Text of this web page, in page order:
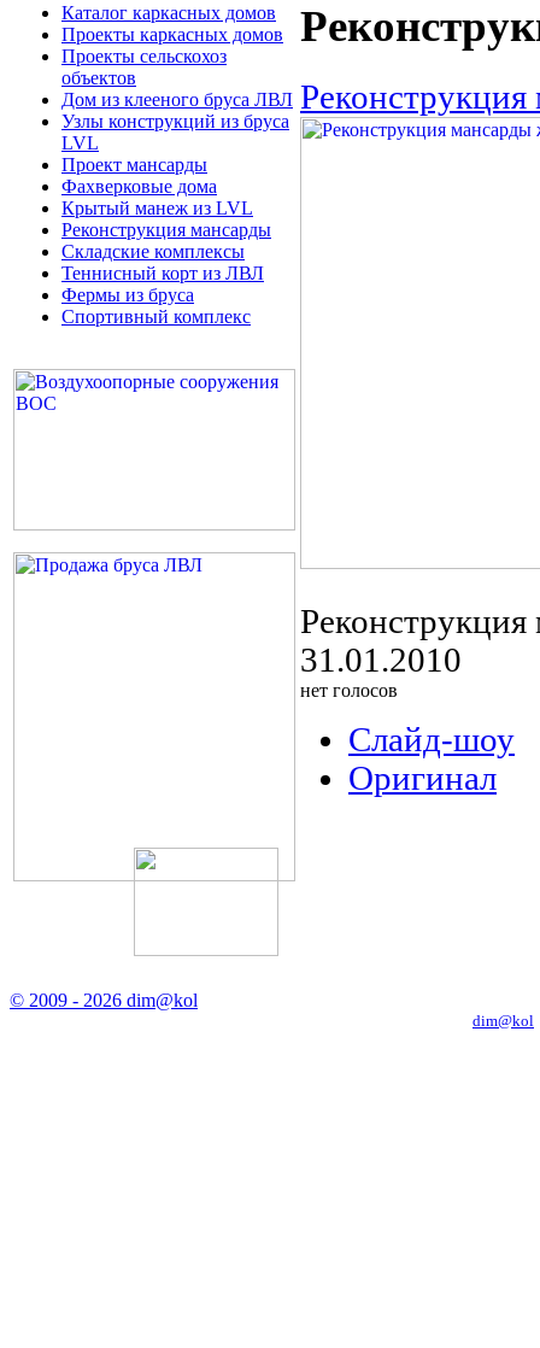
Каталог каркасных домов
Проекты каркасных домов
Проекты сельскохоз
объектов
Дом из клееного бруса ЛВЛ
Узлы конструкций из бруса
LVL
Проект мансарды
Фахверковые дома
Крытый манеж из LVL
Реконструкция мансарды
Складские комплексы
Теннисный корт из ЛВЛ
Фермы из бруса
Спортивный комплекс
31.01.2010
нет голосов
Слайд-шоу
Оригинал
© 2009 - 2026 dim@kol
dim@kol